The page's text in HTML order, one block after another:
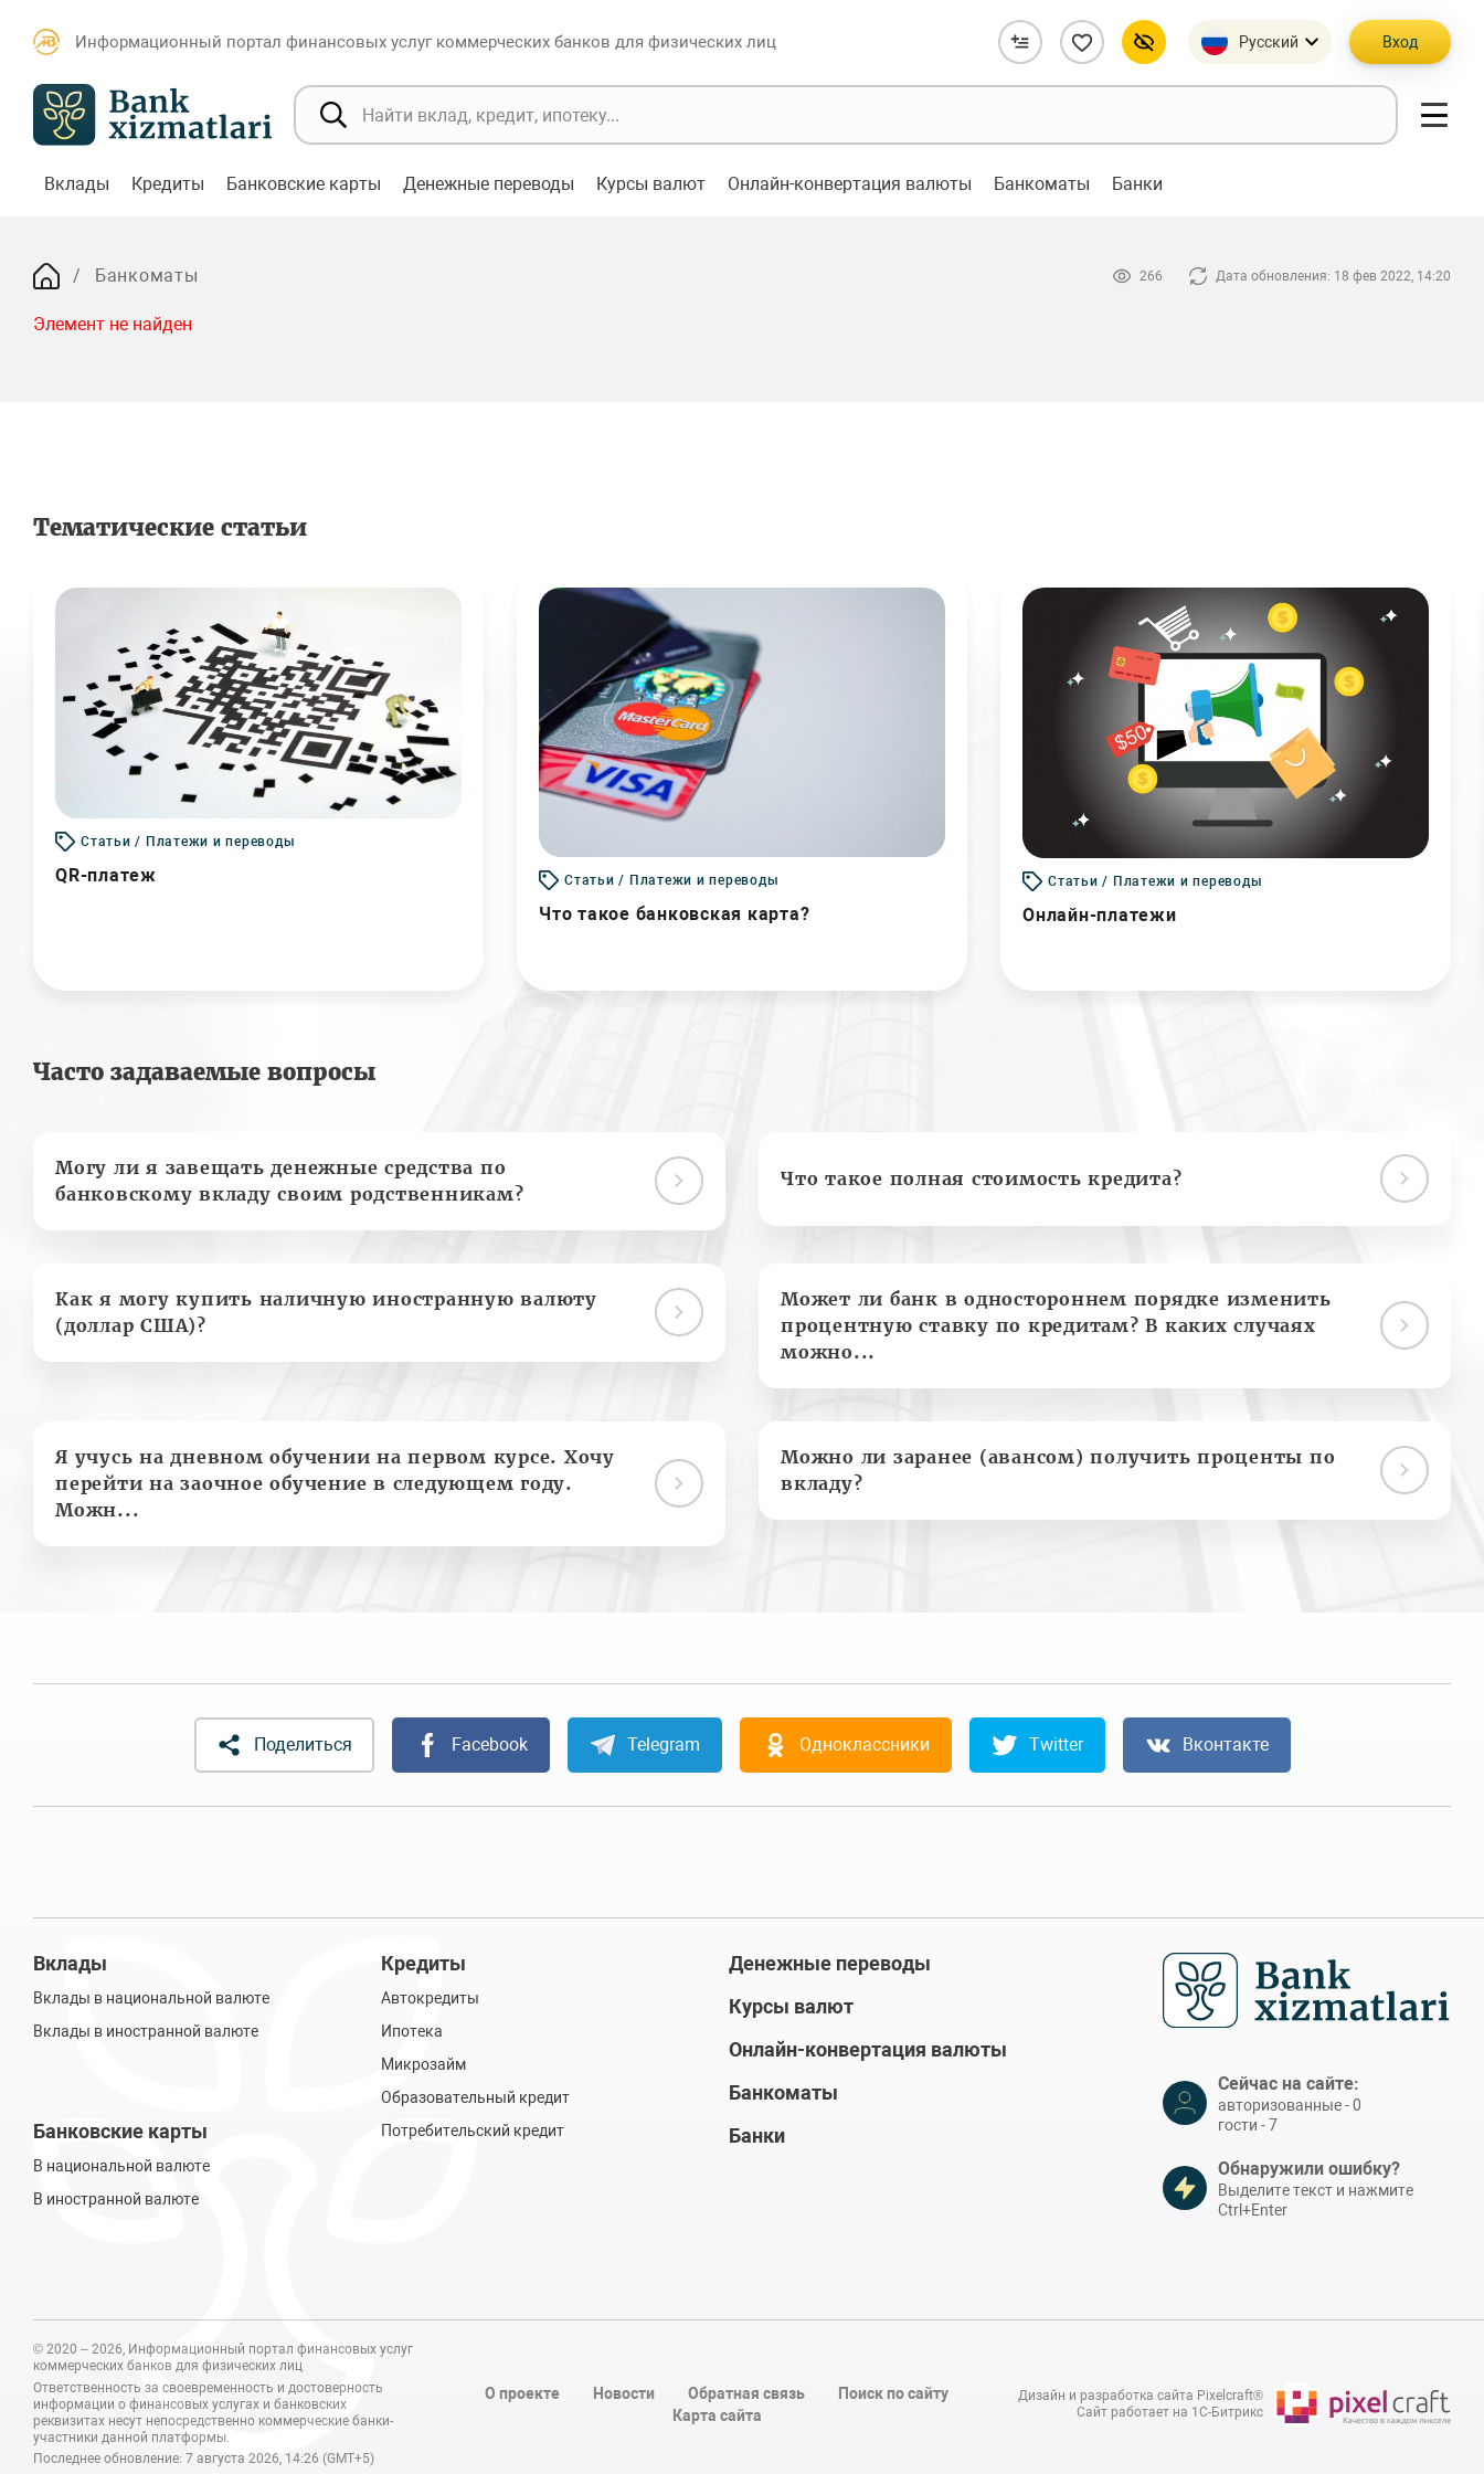
Информационный портал финансовых услуг коммерческих банков для физических лиц Русский Вход
Вклады Кредиты Банковские карты Денежные переводы Курсы валют Онлайн-конвертация валюты Банкоматы Банки
Банкоматы 266 Дата обновления: 18 фев 2022, 14:20
Элемент не найден
Тематические статьи
Статьи / Платежи и переводы
QR-платеж Статьи / Платежи и переводы
Что такое банковская карта?
Статьи / Платежи и переводы
Онлайн-платежи
Часто задаваемые вопросы
Могу ли я завещать денежные средства по
банковскому вкладу своим родственникам?
Что такое полная стоимость кредита?
Как я могу купить наличную иностранную валюту
(доллар США)?
Может ли банк в одностороннем порядке изменить
процентную ставку по кредитам? В каких случаях
можно...
Я учусь на дневном обучении на первом курсе. Хочу
перейти на заочное обучение в следующем году.
Можн...
Можно ли заранее (авансом) получить проценты по
вкладу?
Поделиться Facebook Telegram Одноклассники Twitter Вконтакте
Вклады
Вклады в национальной валюте
Вклады в иностранной валюте
Банковские карты
В национальной валюте
В иностранной валюте
Кредиты
Автокредиты
Ипотека
Микрозайм
Образовательный кредит
Потребительский кредит
Денежные переводы
Курсы валют
Онлайн-конвертация валюты
Банкоматы
Банки
Сейчас на сайте:
авторизованные - 0
гости - 7
Обнаружили ошибку?
Выделите текст и нажмите
Ctrl+Enter
© 2020 – 2026, Информационный портал финансовых услуг
коммерческих банков для физических лиц
Ответственность за своевременность и достоверность
информации о финансовых услугах и банковских
реквизитах несут непосредственно коммерческие банки-
участники данной платформы.
Последнее обновление: 7 августа 2026, 14:26 (GMT+5)
О проекте Новости Обратная связь
Поиск по сайту
Карта сайта
Дизайн и разработка сайта Pixelcraft®
Сайт работает на 1C-Битрикс